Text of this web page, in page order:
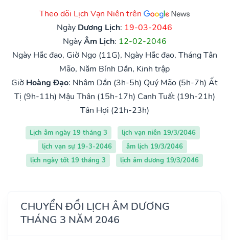
Theo dõi Lịch Vạn Niên trên
Ngày Dương Lịch: 19-03-2046
NgàyÂm Lịch: 12-02-2046
Ngày Hắc đạo, Giờ Ngọ (11G), Ngày Hắc đạo, Tháng Tân
Mão, Năm Bính Dần, Kinh trập
Giờ Hoàng Đạo: Nhâm Dần (3h-5h) Quý Mão (5h-7h) Ất
Tị (9h-11h) Mậu Thân (15h-17h) Canh Tuất (19h-21h)
Tân Hợi (21h-23h)
Lịch âm ngày 19 tháng 3
lịch vạn niên 19/3/2046
lịch vạn sự 19-3-2046
âm lịch 19/3/2046
lịch ngày tốt 19 tháng 3
lịch âm dương 19/3/2046
CHUYỂN ĐỔI LỊCH ÂM DƯƠNG
THÁNG 3 NĂM 2046